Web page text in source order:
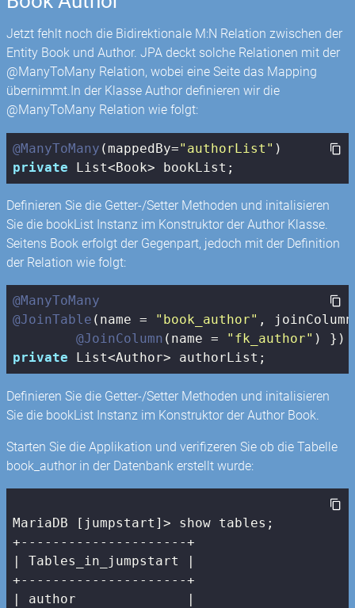
Jetzt fehlt noch die Bidirektionale M:N Relation zwischen der
Entity Book und Author. JPA deckt solche Relationen mit der
@ManyToMany Relation, wobei eine Seite das Mapping
übernimmt.In der Klasse Author definieren wir die
@ManyToMany Relation wie folgt:
@ManyToMany (mappedBy="authorList"
private List<Book> bookList;
Definieren Sie die Getter-/Setter Methoden und initalisieren
Sie die bookList Instanz im Konstruktor der Author Klasse.
Seitens Book erfolgt der Gegenpart, jedoch mit der Definition
der Relation wie folgt:
@ManyToMany
@JoinTable (name = "book_author" ,
@JoinColumn (name = "fk_author"
private List<Author> authorList;
Definieren Sie die Getter-/Setter Methoden und initalisieren
Sie die bookList Instanz im Konstruktor der Author Book.
Starten Sie die Applikation und verifizeren Sie ob die Tabelle
book_author in der Datenbank erstellt wurde:
MariaDB [jumpstart]> show tables;
| Tables_in_jumpstart |
| author              |